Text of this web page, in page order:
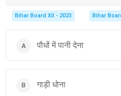
Bihar Board XII - 2023 Bihar
पौधों में पानी देना
गाड़ी धोना